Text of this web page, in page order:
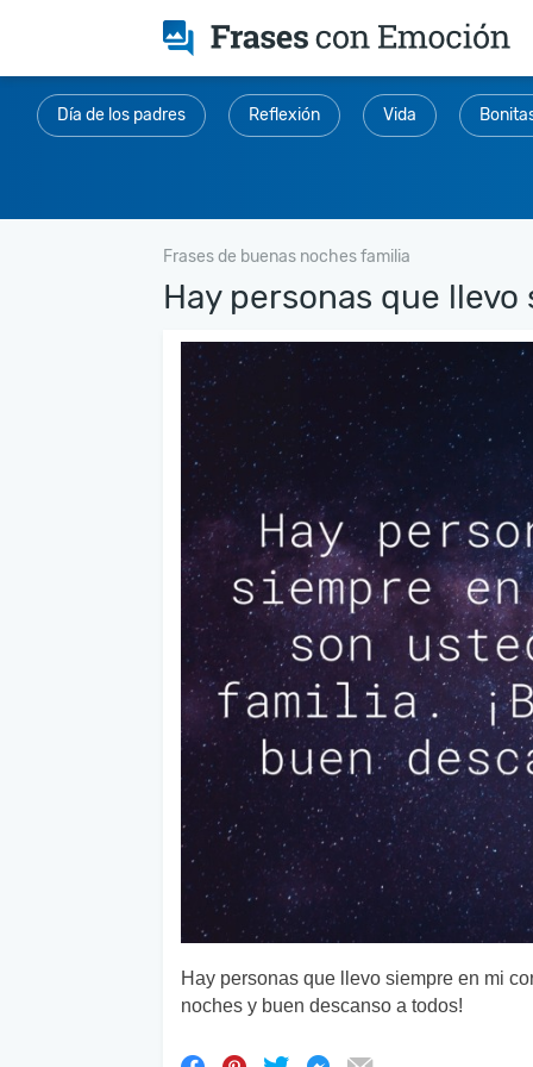
Día de los padres Reflexión Vida
Frases de buenas noches familia
Hay personas que llevo
Hay personas que llevo siempre en mi
noches y buen descanso a todos!